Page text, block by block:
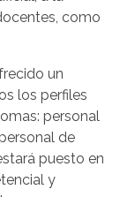
como
un
los perfiles
personal
de
puesto en
y